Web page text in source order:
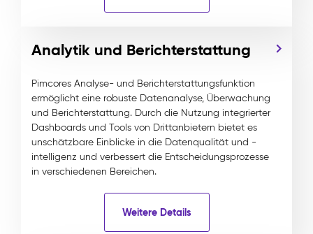
Analytik und Berichterstattung
Pimcores Analyse- und Berichterstattungsfunktion
ermöglicht eine robuste Datenanalyse, Überwachung
und Berichterstattung. Durch die Nutzung integrierter
Dashboards und Tools von Drittanbietern bietet es
unschätzbare Einblicke in die Datenqualität und -
intelligenz und verbessert die Entscheidungsprozesse
in verschiedenen Bereichen.
Weitere Details